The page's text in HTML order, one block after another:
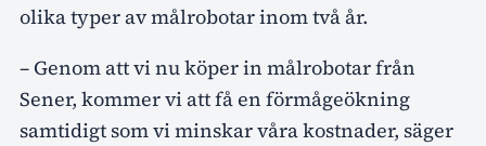
olika typer av målrobotar inom två år.
– Genom att vi nu köper in målrobotar från
Sener, kommer vi att få en förmågeökning
samtidigt som vi minskar våra kostnader, säger